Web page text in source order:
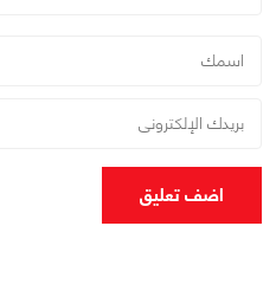
اضف تعليق